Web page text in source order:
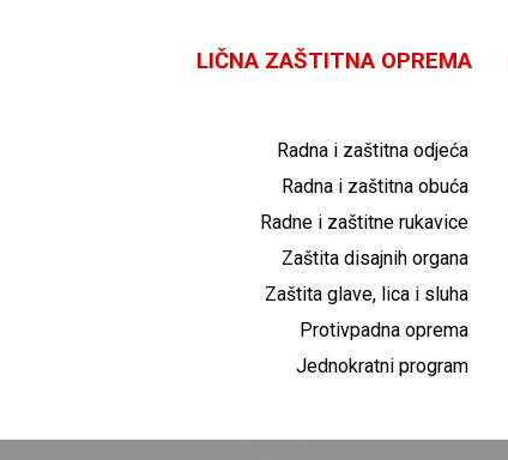
LIČNA ZAŠTITNA OPREMA
Radna i zaštitna odjeća
Radna i zaštitna obuća
Radne i zaštitne rukavice
Zaštita disajnih organa
Zaštita glave, lica i sluha
Protivpadna oprema
Jednokratni program